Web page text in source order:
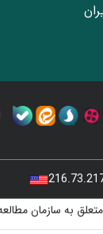
به سازمان